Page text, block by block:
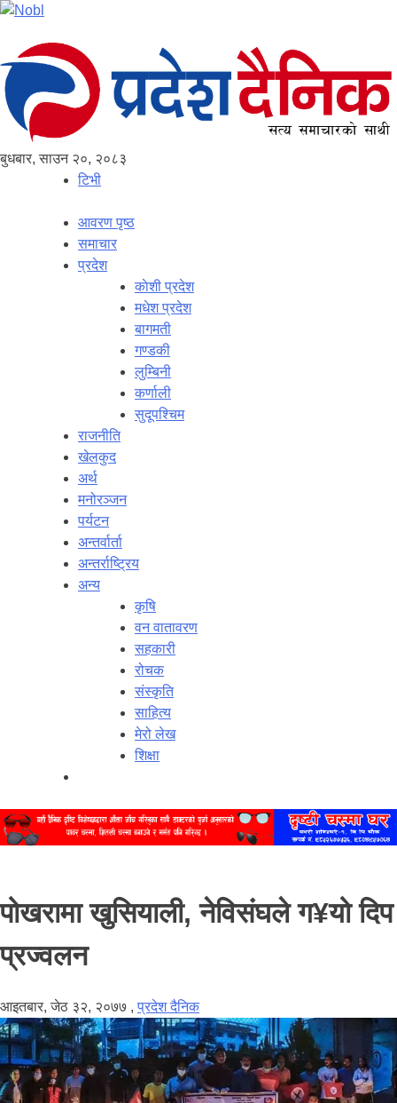
बुधबार, साउन २०, २०८३
टिभी
आवरण पृष्‍ठ
समाचार
प्रदेश
काेशी प्रदेश
मधेश प्रदेश
बागमती
गण्डकी
लुम्बिनी
कर्णाली
सुदूपश्‍चिम
राजनीति
खेलकुद
अर्थ
मनोरञ्‍जन
पर्यटन
अन्तर्वार्ता
अन्तर्राष्‍ट्रिय
अन्य
कृषि
वन वातावरण
सहकारी
रोचक
संस्कृति
साहित्य
मेरो लेख
शिक्षा
पोखरामा खुसियाली, नेविसंघले ग¥यो दिप
प्रज्वलन
आइतबार, जेठ ३२, २०७७ ,प्रदेश दैनिक